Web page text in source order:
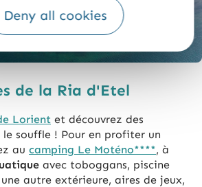
Deny all cookies
de la Ria d'Etel
Lorient et découvrez des
le souffle ! Pour en profiter un
au camping Le Moténo****, à
avec toboggans, piscine
autre extérieure, aires de jeux,